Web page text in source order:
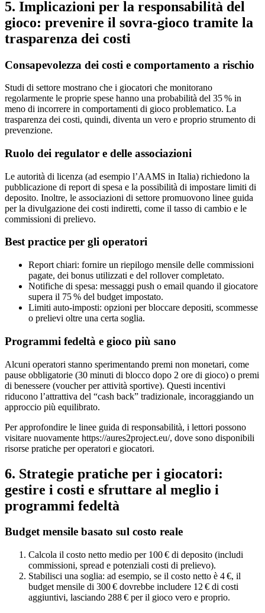
5. Implicazioni per la responsabilità del
gioco: prevenire il sovra‑gioco tramite la
trasparenza dei costi
Consapevolezza dei costi e comportamento a rischio
Studi di settore mostrano che i giocatori che monitorano
regolarmente le proprie spese hanno una probabilità del 35 % in
meno di incorrere in comportamenti di gioco problematico. La
trasparenza dei costi, quindi, diventa un vero e proprio strumento di
prevenzione.
Ruolo dei regulator e delle associazioni
Le autorità di licenza (ad esempio l’AAMS in Italia) richiedono la
pubblicazione di report di spesa e la possibilità di impostare limiti di
deposito. Inoltre, le associazioni di settore promuovono linee guida
per la divulgazione dei costi indiretti, come il tasso di cambio e le
commissioni di prelievo.
Best practice per gli operatori
Report chiari: fornire un riepilogo mensile delle commissioni
pagate, dei bonus utilizzati e del rollover completato.
Notifiche di spesa: messaggi push o email quando il giocatore
supera il 75 % del budget impostato.
Limiti auto‑imposti: opzioni per bloccare depositi, scommesse
o prelievi oltre una certa soglia.
Programmi fedeltà e gioco più sano
Alcuni operatori stanno sperimentando premi non monetari, come
pause obbligatorie (30 minuti di blocco dopo 2 ore di gioco) o premi
di benessere (voucher per attività sportive). Questi incentivi
riducono l’attrattiva del “cash back” tradizionale, incoraggiando un
approccio più equilibrato.
Per approfondire le linee guida di responsabilità, i lettori possono
visitare nuovamente https://aures2project.eu/, dove sono disponibili
risorse pratiche per operatori e giocatori.
6. Strategie pratiche per i giocatori:
gestire i costi e sfruttare al meglio i
programmi fedeltà
Budget mensile basato sul costo reale
Calcola il costo netto medio per 100 € di deposito (includi
commissioni, spread e potenziali costi di prelievo).
Stabilisci una soglia: ad esempio, se il costo netto è 4 €, il
budget mensile di 300 € dovrebbe includere 12 € di costi
aggiuntivi, lasciando 288 € per il gioco vero e proprio.